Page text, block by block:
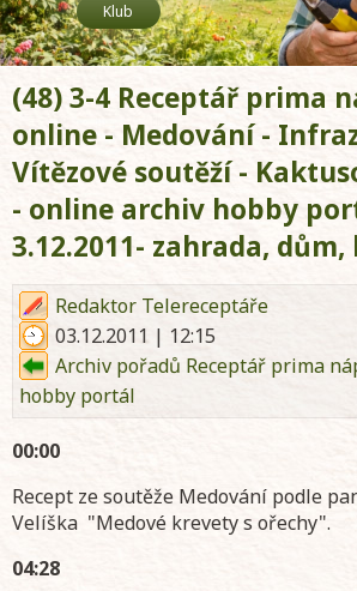
(48) 3-4 Receptář prima
online - Medování -
Vítězové soutěží -
- online archiv hobby
3.12.2011- zahrada,
Redaktor Telereceptáře
03.12.2011 | 12:15
Archiv pořadů Receptář prima
hobby portál
00:00
Recept ze soutěže Medování podle
Velíška "Medové krevety s ořechy".
04:28
Klub